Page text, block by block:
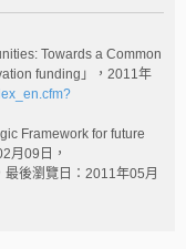
Towards a Common
funding」，2011年
Framework for future
月09日，
最後瀏覽日：2011年05月